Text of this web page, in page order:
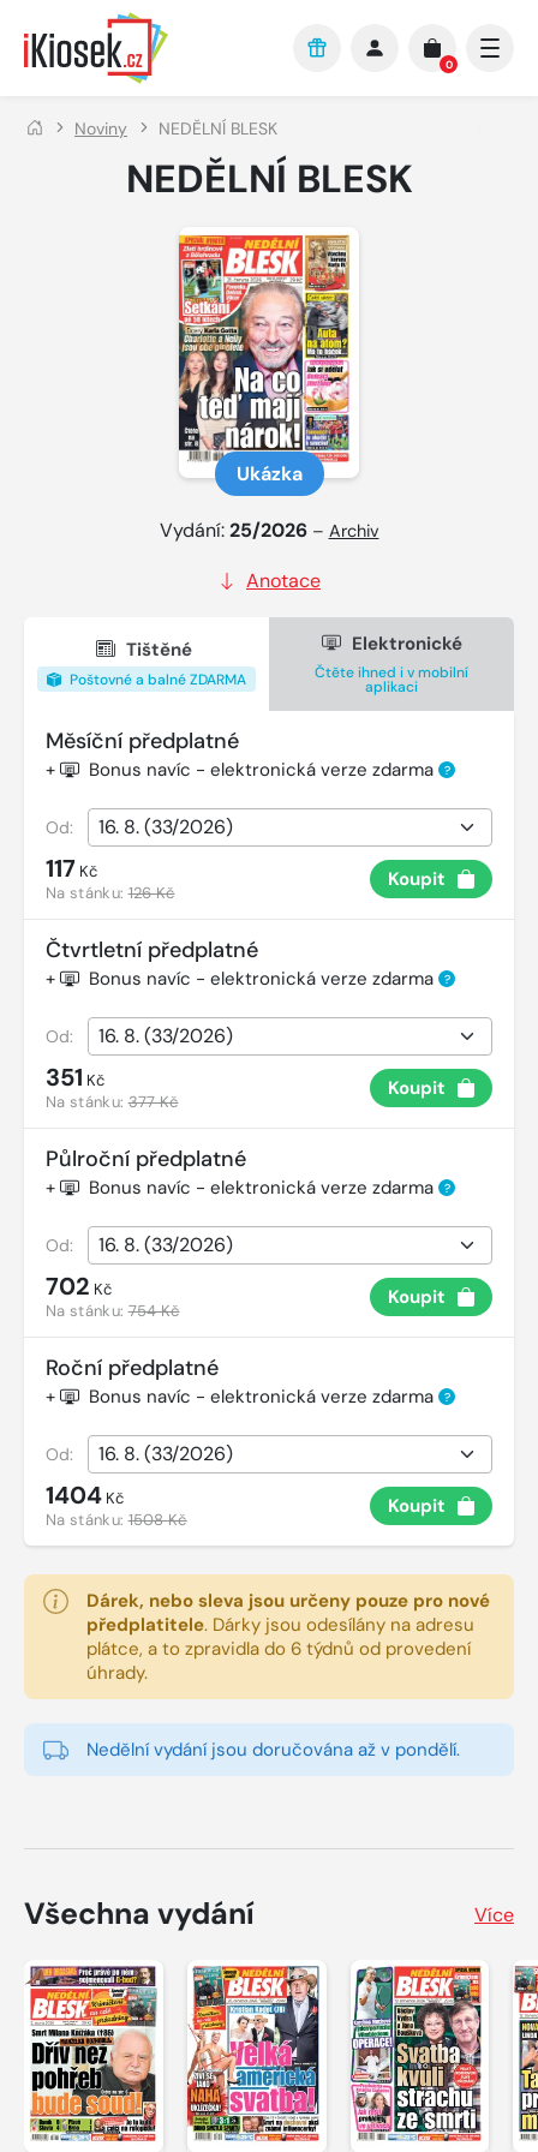
Přejít na hlavní obsah
0
Noviny NEDĚLNÍ BLESK
NEDĚLNÍ BLESK
Ukázka
Vydání:25/2026 – Archiv
Anotace
Tištěné
Poštovné a balné ZDARMA
Elektronické
Čtěte ihned i v mobilní
aplikaci
Měsíční předplatné
+ Bonus navíc - elektronická verze zdarma ?
Od:
117 Kč
Na stánku:126 Kč
Koupit
Čtvrtletní předplatné
+ Bonus navíc - elektronická verze zdarma ?
Od:
351 Kč
Na stánku:377 Kč
Koupit
Půlroční předplatné
+ Bonus navíc - elektronická verze zdarma ?
Od:
702 Kč
Na stánku:754 Kč
Koupit
Roční předplatné
+ Bonus navíc - elektronická verze zdarma ?
Od:
1404 Kč
Na stánku:1508 Kč
Koupit
Dárek, nebo sleva jsou určeny pouze pro nové
předplatitele. Dárky jsou odesílány na adresu
plátce, a to zpravidla do 6 týdnů od provedení
úhrady.
Nedělní vydání jsou doručována až v pondělí.
Všechna vydání Více